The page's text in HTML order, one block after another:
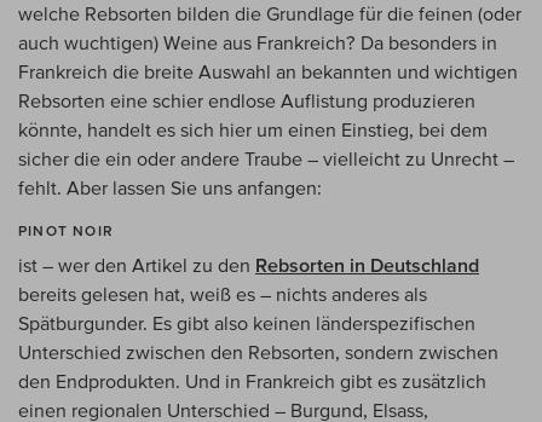
welche Rebsorten bilden die Grundlage für die feinen (oder
auch wuchtigen) Weine aus Frankreich? Da besonders in
Frankreich die breite Auswahl an bekannten und wichtigen
Rebsorten eine schier endlose Auflistung produzieren
könnte, handelt es sich hier um einen Einstieg, bei dem
sicher die ein oder andere Traube – vielleicht zu Unrecht –
fehlt. Aber lassen Sie uns anfangen:
PINOT NOIR
ist – wer den Artikel zu den Rebsorten in Deutschland
bereits gelesen hat, weiß es – nichts anderes als
Spätburgunder. Es gibt also keinen länderspezifischen
Unterschied zwischen den Rebsorten, sondern zwischen
den Endprodukten. Und in Frankreich gibt es zusätzlich
einen regionalen Unterschied – Burgund, Elsass,